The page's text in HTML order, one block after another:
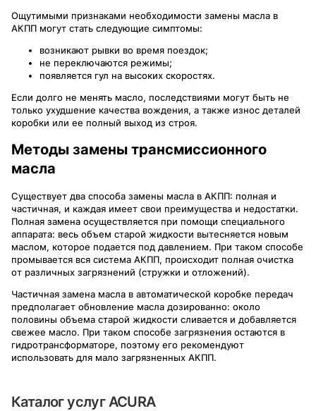
Ощутимыми признаками необходимости замены масла в
АКПП могут стать следующие симптомы:
возникают рывки во время поездок;
не переключаются режимы;
появляется гул на высоких скоростях.
Если долго не менять масло, последствиями могут быть не
только ухудшение качества вождения, а также износ деталей
коробки или ее полный выход из строя.
Методы замены трансмиссионного
масла
Существует два способа замены масла в АКПП: полная и
частичная, и каждая имеет свои преимущества и недостатки.
Полная замена осуществляется при помощи специального
аппарата: весь объем старой жидкости вытесняется новым
маслом, которое подается под давлением. При таком способе
промывается вся система АКПП, происходит полная очистка
от различных загрязнений (стружки и отложений).
Частичная замена масла в автоматической коробке передач
предполагает обновление масла дозированно: около
половины объема старой жидкости сливается и добавляется
свежее масло. При таком способе загрязнения остаются в
гидротрансформаторе, поэтому его рекомендуют
использовать для мало загрязненных АКПП.
Каталог услугACURA